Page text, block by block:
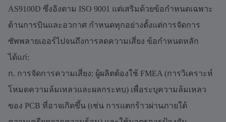
AS9100D ซึ่งอิงตาม ISO 9001 แต่เสริมด้วยข้อกำหนดเฉพาะ
ด้านการบินและอวกาศ กำหนดทุกอย่างตั้งแต่การจัดการ
ซัพพลายเออร์ไปจนถึงการลดความเสี่ยง ข้อกำหนดหลัก
ได้แก่:
ก. การจัดการความเสี่ยง: ผู้ผลิตต้องใช้ FMEA (การวิเคราะห์
โหมดความล้มเหลวและผลกระทบ) เพื่อระบุความล้มเหลว
ของ PCB ที่อาจเกิดขึ้น (เช่น การแตกร้าวผ่านภายใต้